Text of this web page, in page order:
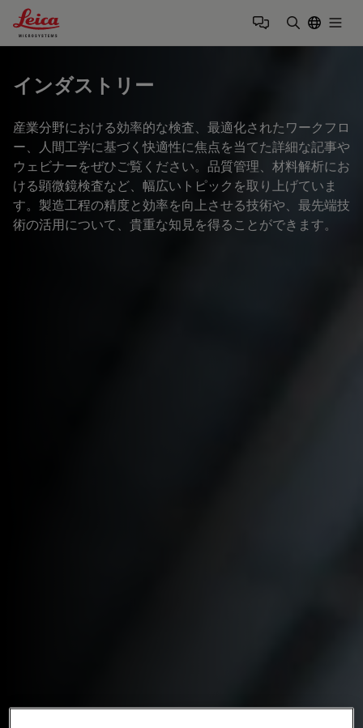
Leica Microsystems Logo
インダストリー
産業分野における効率的な検査、最適化されたワークフロ
ー、人間工学に基づく快適性に焦点を当てた詳細な記事や
ウェビナーをぜひご覧ください。品質管理、材料解析にお
ける顕微鏡検査など、幅広いトピックを取り上げていま
す。製造工程の精度と効率を向上させる技術や、最先端技
術の活用について、貴重な知見を得ることができます。